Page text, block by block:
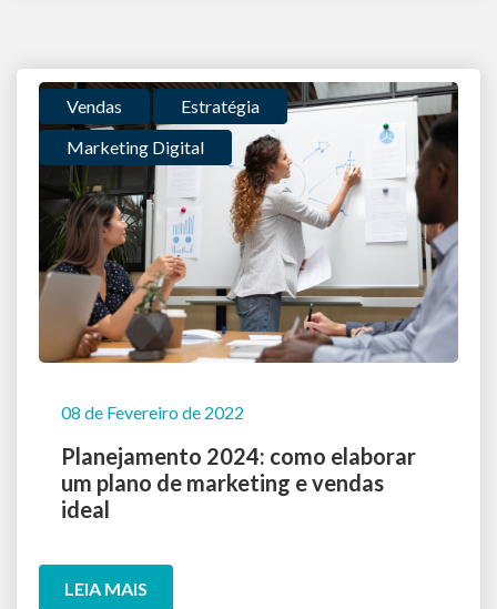
Vendas
Estratégia
Marketing Digital
08 de Fevereiro de 2022
Planejamento 2024: como elaborar
um plano de marketing e vendas
ideal
LEIA MAIS